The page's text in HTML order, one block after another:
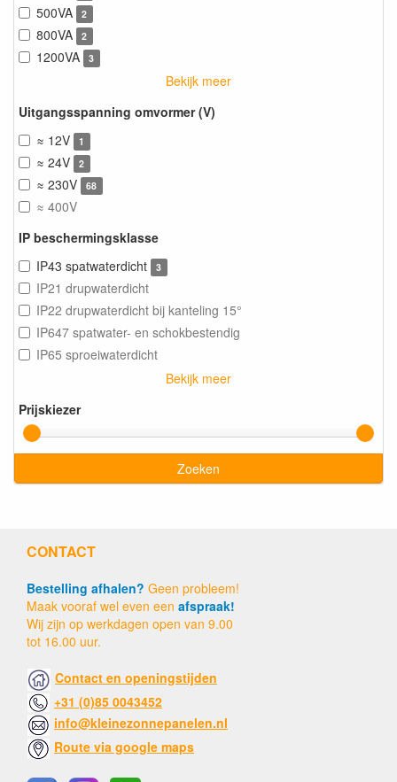
500VA 2
800VA 2
1200VA 3
Bekijk meer
Uitgangsspanning omvormer (V)
≈ 12V
1
≈ 24V 2
≈ 230V 68
≈ 400V
IP beschermingsklasse
IP43 spatwaterdicht
3
IP21 drupwaterdicht
IP22 drupwaterdicht bij kanteling 15°
IP647 spatwater- en schokbestendig
IP65 sproeiwaterdicht
Bekijk meer
Prijskiezer
Zoeken
CONTACT
Bestelling afhalen? Geen probleem!
Maak vooraf wel even een afspraak!
Wij zijn op werkdagen open van 9.00
tot 16.00 uur.
Contact en openingstijden
+31 (0)85 0043452
info@kleinezonnepanelen.nl
Route via google maps